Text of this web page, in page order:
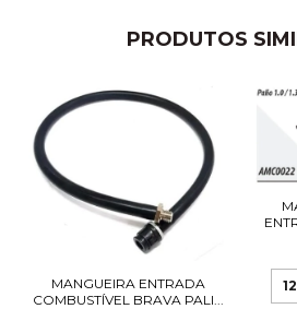
PRODUTOS
MANGUEIRA ENTRADA
COMBUSTÍVEL BRAVA PALI...
12